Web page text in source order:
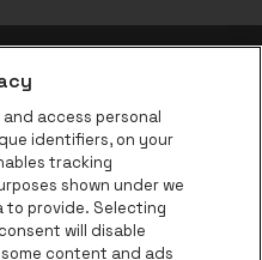
appaccess personal
identifiers, on your
tracking
shown under we
to provide. Selecting
will disable
content and ads